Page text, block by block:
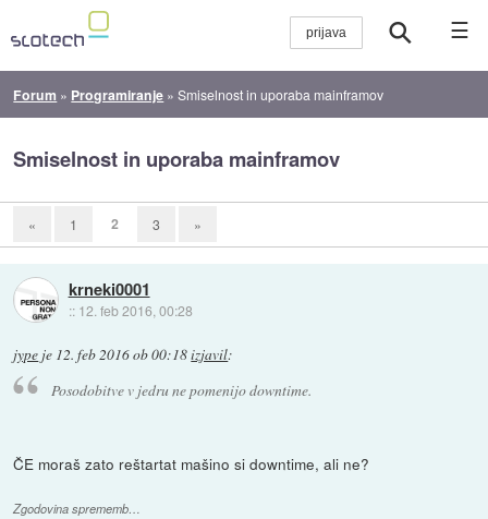
☰
Forum » Programiranje »Smiselnost in uporaba mainframov
Smiselnost in uporaba mainframov
« 1 2 3 »
krneki0001
:: 12. feb 2016, 00:28
jype je 12. feb 2016 ob 00:18izjavil:
Posodobitve v jedru ne pomenijo downtime.
ČE moraš zato reštartat mašino si downtime, ali ne?
Zgodovina sprememb…